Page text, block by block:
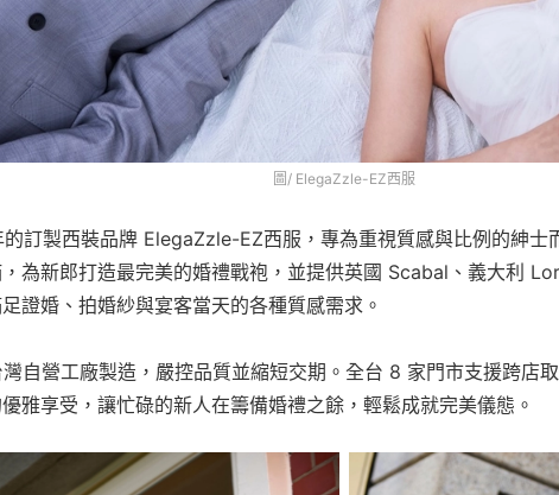
圖/ ElegaZzle-EZ西服
訂製西裝品牌 ElegaZzle-EZ西服，專為重視質感與比例的紳士
為新郎打造最完美的婚禮戰袍，並提供英國 Scabal、義大利
證婚、拍婚紗與宴客當天的各種質感需求。
自營工廠製造，嚴控品質並縮短交期。全台 8 家門市支援跨店
雅享受，讓忙碌的新人在籌備婚禮之餘，輕鬆成就完美儀態。